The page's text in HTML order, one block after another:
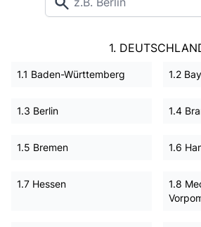
1.
1.1 Baden-Württemberg 1.2
1.3 Berlin 1.4
1.5 Bremen 1.6
1.7 Hessen
1.8